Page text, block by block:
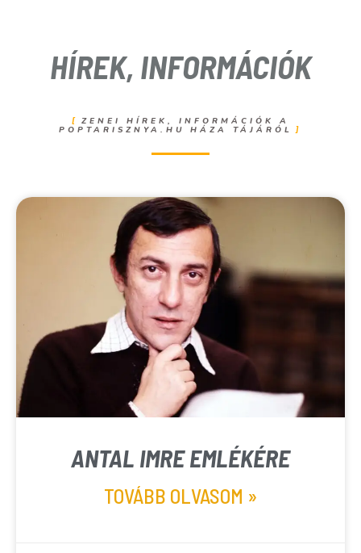
HÍREK, INFORMÁCIÓK
ZENEI HÍREK, INFORMÁCIÓK A
POPTARISZNYA.HU HÁZA TÁJÁRÓL
ANTAL IMRE EMLÉKÉRE
TOVÁBB OLVASOM »